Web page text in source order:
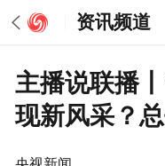
资讯频道
主播说联播
现新风采？